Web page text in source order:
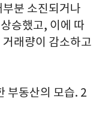
분 소진되거나
승했고, 이에 따
래량이 감소하고
부동산의 모습. 2